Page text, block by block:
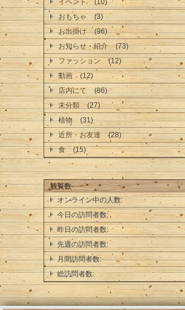
イベント
(10)
おもちゃ
(3)
お出掛け
(96)
お知らせ・紹介
(73)
ファッション
(12)
動画
(12)
店内にて
(86)
未分類
(27)
植物
(31)
近所・お友達
(28)
食
(15)
観覧数
オンライン中の人数:
今日の訪問者数:
昨日の訪問者数:
先週の訪問者数:
月間訪問者数:
総訪問者数: